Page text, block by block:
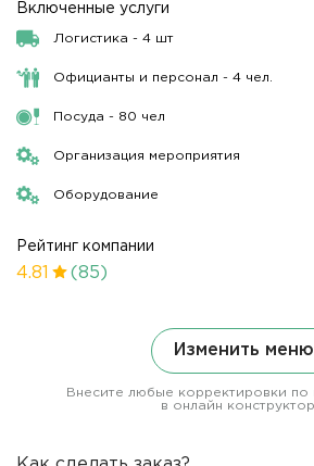
Включенные услуги
Логистика - 4 шт
Официанты и персонал - 4 чел.
Посуда - 80 чел
Организация мероприятия
Оборудование
Рейтинг компании
4.81 (85)
Изменить меню
Внесите любые корректировки по
в онлайн